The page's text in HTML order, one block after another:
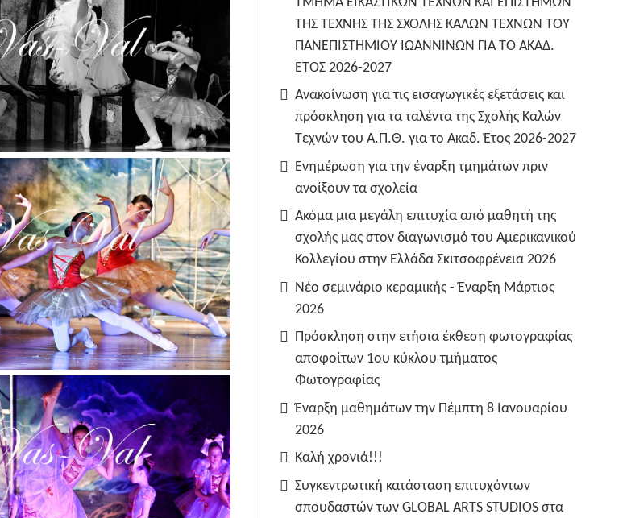
ΤΗΣ ΤΕΧΝΗΣ ΤΗΣ ΣΧΟΛΗΣ ΚΑΛΩΝ ΤΕΧΝΩΝ ΤΟΥ
ΠΑΝΕΠΙΣΤΗΜΙΟΥ ΙΩΑΝΝΙΝΩΝ ΓΙΑ ΤΟ ΑΚΑΔ.
ΕΤΟΣ 2026-2027
Ανακοίνωση για τις εισαγωγικές εξετάσεις και
πρόσκληση για τα ταλέντα της Σχολής Καλών
Τεχνών του Α.Π.Θ. για το Ακαδ. Έτος 2026-2027
Ενημέρωση για την έναρξη τμημάτων πριν
ανοίξουν τα σχολεία
Ακόμα μια μεγάλη επιτυχία από μαθητή της
σχολής μας στον διαγωνισμό του Αμερικανικού
Κολλεγίου στην Ελλάδα Σκιτσοφρένεια 2026
Νέο σεμινάριο κεραμικής - Έναρξη Μάρτιος
2026
Πρόσκληση στην ετήσια έκθεση φωτογραφίας
αποφοίτων 1ου κύκλου τμήματος
Φωτογραφίας
Έναρξη μαθημάτων την Πέμπτη 8 Ιανουαρίου
2026
Καλή χρονιά!!!
Συγκεντρωτική κατάσταση επιτυχόντων
σπουδαστών των GLOBAL ARTS STUDIOS στα